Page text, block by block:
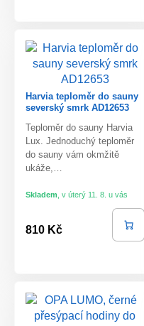
Harvia teploměr do sauny
severský smrk AD12653
Teploměr do sauny Harvia
Lux. Jednoduchý teploměr
do sauny vám okmžitě
ukáže,…
Skladem v úterý 11. 8. u vás
810 Kč